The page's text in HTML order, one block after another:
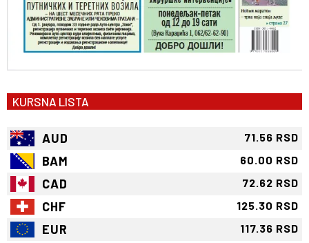
KURSNA LISTA
AUD 71.56 RSD
BAM 60.00 RSD
CAD 72.62 RSD
CHF 125.30 RSD
EUR 117.36 RSD